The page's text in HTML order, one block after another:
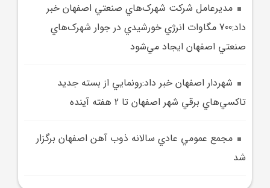
مديرعامل شرکت شهرک‌هاي صنعتي اصفهان خبر
داد:700 مگاوات انرژي خورشيدي در جوار شهرک‌هاي
صنعتي اصفهان ايجاد مي‌شود
شهردار اصفهان خبر داد:رونمايي از بسته جديد
تاکسي‌هاي برقي شهر اصفهان تا 2 هفته آينده
مجمع عمومي عادي سالانه ذوب آهن اصفهان برگزار
شد